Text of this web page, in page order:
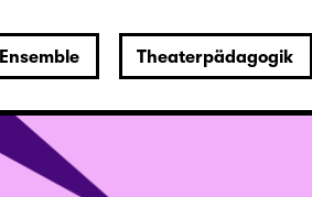
Ensemble Theaterpädagogik